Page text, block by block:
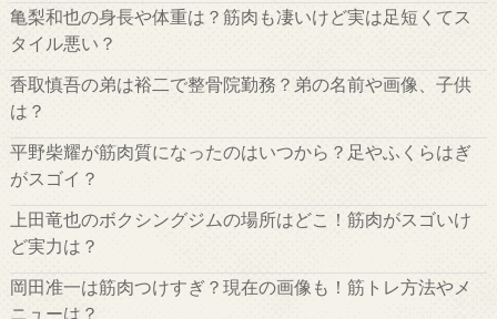
亀梨和也の身長や体重は？筋肉も凄いけど実は足短くてス
タイル悪い？
香取慎吾の弟は裕二で整骨院勤務？弟の名前や画像、子供
は？
平野柴耀が筋肉質になったのはいつから？足やふくらはぎ
がスゴイ？
上田竜也のボクシングジムの場所はどこ！筋肉がスゴいけ
ど実力は？
岡田准一は筋肉つけすぎ？現在の画像も！筋トレ方法やメ
ニューは？